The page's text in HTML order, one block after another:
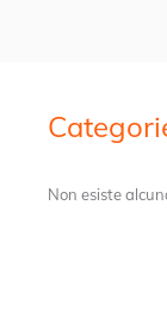
Non esiste